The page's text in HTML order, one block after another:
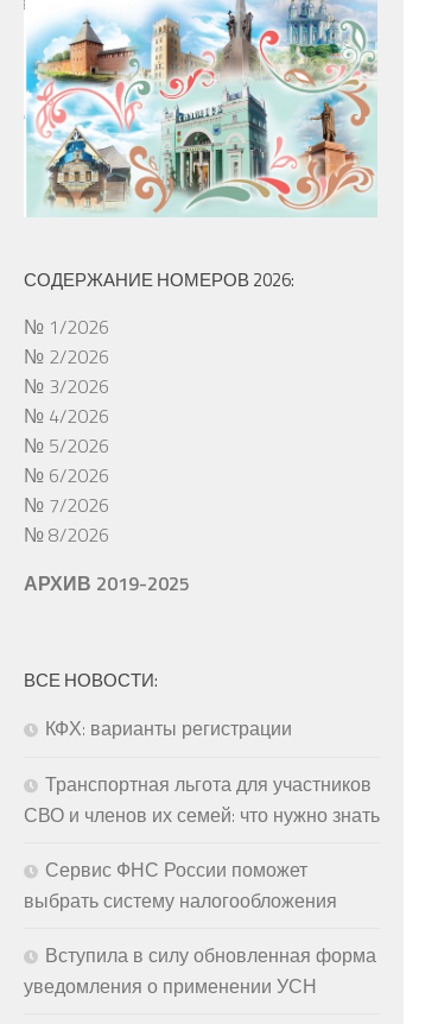
СОДЕРЖАНИЕ НОМЕРОВ 2026:
№ 1/2026
№ 2/2026
№ 3/2026
№ 4/2026
№ 5/2026
№ 6/2026
№ 7/2026
№ 8/2026
АРХИВ 2019-2025
ВСЕ НОВОСТИ:
КФХ: варианты регистрации
Транспортная льгота для участников
СВО и членов их семей: что нужно знать
Сервис ФНС России поможет
выбрать систему налогообложения
Вступила в силу обновленная форма
уведомления о применении УСН